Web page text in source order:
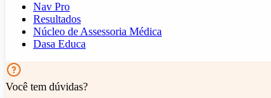
Nav Pro
Resultados
Núcleo de Assessoria Médica
Dasa Educa
Você tem dúvidas?